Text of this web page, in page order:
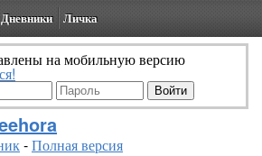
Дневники Личка
на мобильную версию
-Полная версия